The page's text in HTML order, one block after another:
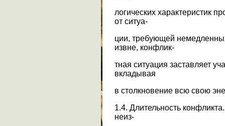
логических характеристик
от ситуа-
ции, требующей
извне, конфлик-
тная ситуация заставляет
вкладывая
в столкновение всю свою
1.4. Длительность
неиз-